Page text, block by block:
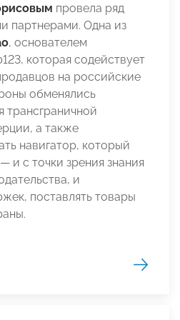
провела ряд
партнерами. Одна из
, основателем
которая содействует
на российские
обменялись
трансграничной
а также
навигатор, который
и с точки зрения знания
и
поставлять товары